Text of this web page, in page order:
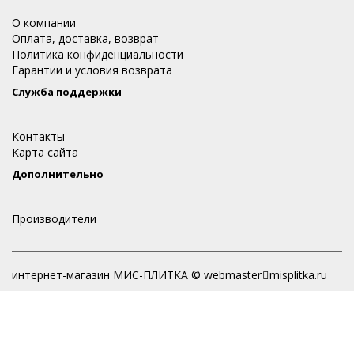
О компании
Оплата, доставка, возврат
Политика конфиденциальности
Гарантии и условия возврата
Служба поддержки
Контакты
Карта сайта
Дополнительно
Производители
интернет-магазин МИС-ПЛИТКА © webmaster misplitka.ru